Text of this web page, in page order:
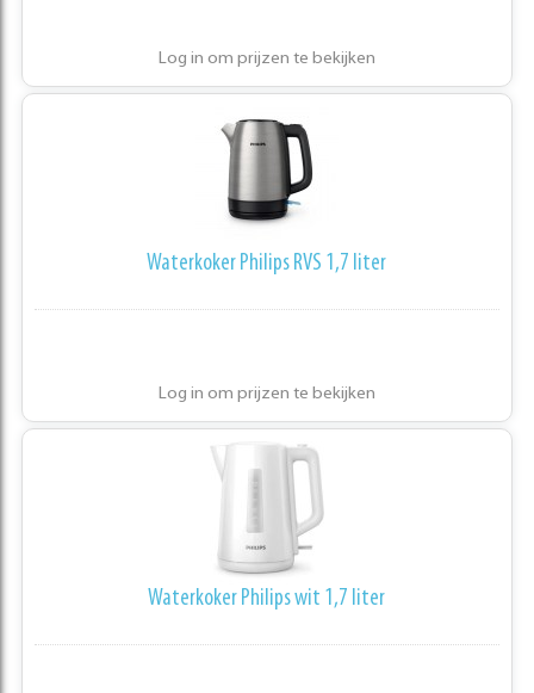
Log in om prijzen te bekijken
Waterkoker Philips RVS 1,7 liter
Log in om prijzen te bekijken
Waterkoker Philips wit 1,7 liter